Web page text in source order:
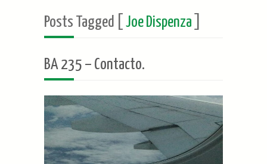
Posts Tagged [ Joe Dispenza
BA 235 – Contacto.